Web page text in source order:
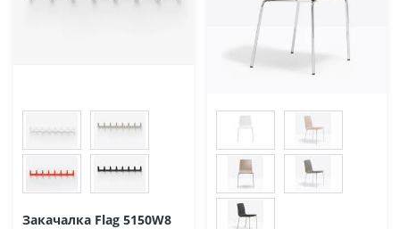
Закачалка Flag 5150W8